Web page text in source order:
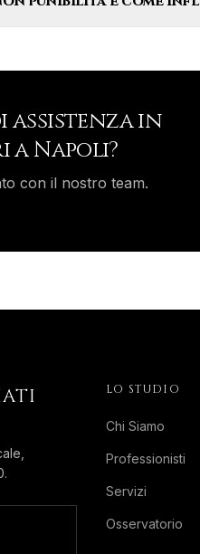
assistenza in
aNapoli?
con il nostro team.
LO STUDIO
Chi Siamo
Professionisti
Servizi
Osservatorio